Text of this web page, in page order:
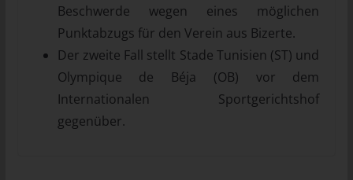
Beschwerde wegen eines möglichen
Punktabzugs für den Verein aus Bizerte.
Der zweite Fall stellt Stade Tunisien (ST) und
Olympique de Béja (OB) vor dem
Internationalen Sportgerichtshof
gegenüber.
Mitgliedstaaten vorgesehen werden.
h) Auftragsverarbeiter
Auftragsverarbeiter ist eine natürliche oder juristische Person,
Behörde, Einrichtung oder andere Stelle, die personenbezogene
Daten im Auftrag des Verantwortlichen verarbeitet.
i) Empfänger